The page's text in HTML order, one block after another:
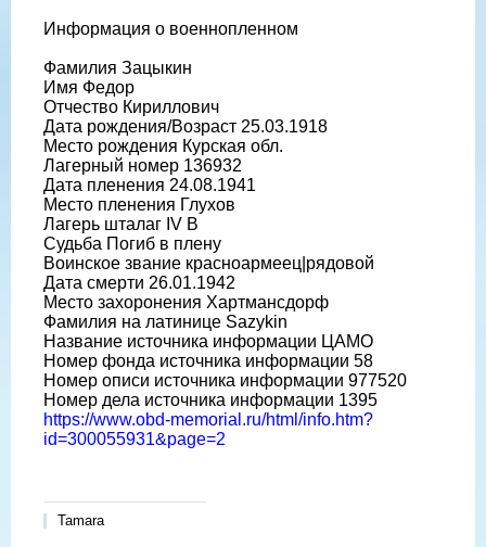
Информация о военнопленном
Фамилия Зацыкин
Имя Федор
Отчество Кириллович
Дата рождения/Возраст 25.03.1918
Место рождения Курская обл.
Лагерный номер 136932
Дата пленения 24.08.1941
Место пленения Глухов
Лагерь шталаг IV B
Судьба Погиб в плену
Воинское звание красноармеец|рядовой
Дата смерти 26.01.1942
Место захоронения Хартмансдорф
Фамилия на латинице Sazykin
Название источника информации ЦАМО
Номер фонда источника информации 58
Номер описи источника информации 977520
Номер дела источника информации 1395
https://www.obd-memorial.ru/html/info.htm?
id=300055931&page=2
Tamara